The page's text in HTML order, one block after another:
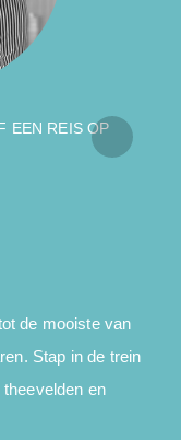
EEN REIS OP
de mooiste van
Stap in de trein
en